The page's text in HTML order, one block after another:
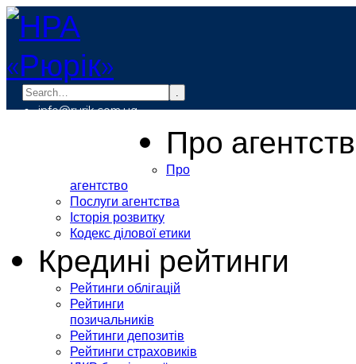
.
info@rurik.com.ua
Про
Про
агентство
Послуги агентства
Історія розвитку
Кодекс ділової етики
Кредині рейтинги
Рейтинги облігацій
Рейтинги
позичальників
Рейтинги депозитів
Рейтинги страховиків